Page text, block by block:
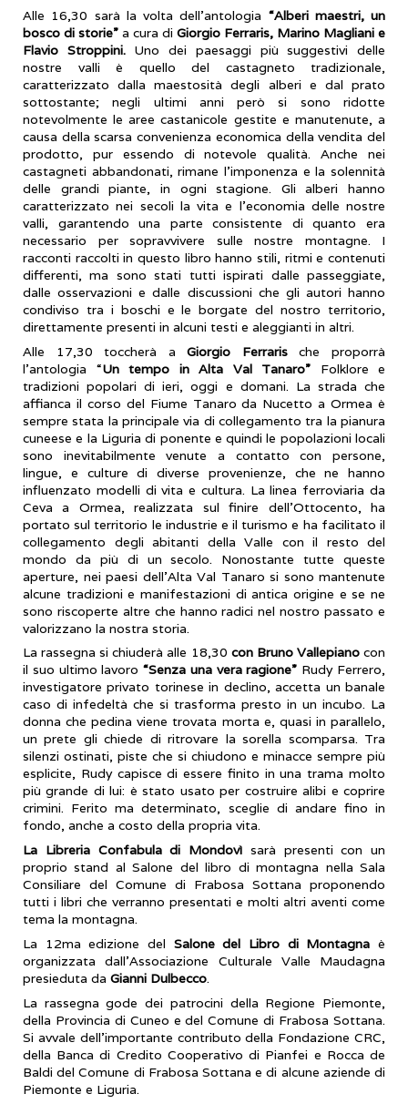
Alle 16,30 sarà la volta dell’antologia “Alberi maestri, un
bosco di storie” a cura di Giorgio Ferraris, Marino Magliani e
Flavio Stroppini. Uno dei paesaggi più suggestivi delle
nostre valli è quello del castagneto tradizionale,
caratterizzato dalla maestosità degli alberi e dal prato
sottostante; negli ultimi anni però si sono ridotte
notevolmente le aree castanicole gestite e manutenute, a
causa della scarsa convenienza economica della vendita del
prodotto, pur essendo di notevole qualità. Anche nei
castagneti abbandonati, rimane l’imponenza e la solennità
delle grandi piante, in ogni stagione. Gli alberi hanno
caratterizzato nei secoli la vita e l’economia delle nostre
valli, garantendo una parte consistente di quanto era
necessario per sopravvivere sulle nostre montagne. I
racconti raccolti in questo libro hanno stili, ritmi e contenuti
differenti, ma sono stati tutti ispirati dalle passeggiate,
dalle osservazioni e dalle discussioni che gli autori hanno
condiviso tra i boschi e le borgate del nostro territorio,
direttamente presenti in alcuni testi e aleggianti in altri.
Alle 17,30 toccherà aGiorgio Ferrarische proporrà
l’antologia “Un tempo in Alta Val Tanaro” Folklore e
tradizioni popolari di ieri, oggi e domani. La strada che
affianca il corso del Fiume Tanaro da Nucetto a Ormea è
sempre stata la principale via di collegamento tra la pianura
cuneese e la Liguria di ponente e quindi le popolazioni locali
sono inevitabilmente venute a contatto con persone,
lingue, e culture di diverse provenienze, che ne hanno
influenzato modelli di vita e cultura. La linea ferroviaria da
Ceva a Ormea, realizzata sul finire dell’Ottocento, ha
portato sul territorio le industrie e il turismo e ha facilitato il
collegamento degli abitanti della Valle con il resto del
mondo da più di un secolo. Nonostante tutte queste
aperture, nei paesi dell’Alta Val Tanaro si sono mantenute
alcune tradizioni e manifestazioni di antica origine e se ne
sono riscoperte altre che hanno radici nel nostro passato e
valorizzano la nostra storia.
La rassegna si chiuderà alle 18,30 con Bruno Vallepianocon
il suo ultimo lavoro “Senza una vera ragione” Rudy Ferrero,
investigatore privato torinese in declino, accetta un banale
caso di infedeltà che si trasforma presto in un incubo. La
donna che pedina viene trovata morta e, quasi in parallelo,
un prete gli chiede di ritrovare la sorella scomparsa. Tra
silenzi ostinati, piste che si chiudono e minacce sempre più
esplicite, Rudy capisce di essere finito in una trama molto
più grande di lui: è stato usato per costruire alibi e coprire
crimini. Ferito ma determinato, sceglie di andare fino in
fondo, anche a costo della propria vita.
La Libreria Confabula di Mondovì sarà presenti con un
proprio stand al Salone del libro di montagna nella Sala
Consiliare del Comune di Frabosa Sottana proponendo
tutti i libri che verranno presentati e molti altri aventi come
tema la montagna.
La 12ma edizione del Salone del Libro di Montagna è
organizzata dall’Associazione Culturale Valle Maudagna
presieduta da Gianni Dulbecco.
La rassegna gode dei patrocini della Regione Piemonte,
della Provincia di Cuneo e del Comune di Frabosa Sottana.
Si avvale dell’importante contributo della Fondazione CRC,
della Banca di Credito Cooperativo di Pianfei e Rocca de
Baldi del Comune di Frabosa Sottana e di alcune aziende di
Piemonte e Liguria.